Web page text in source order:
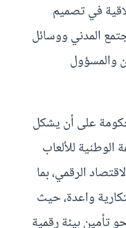
في تصميم
المدني ووسائل
والمسؤول
على أن يشكل
الوطنية للألعاب
الرقمي، بما
واعدة، حيث
تأمين بيئة رقمية